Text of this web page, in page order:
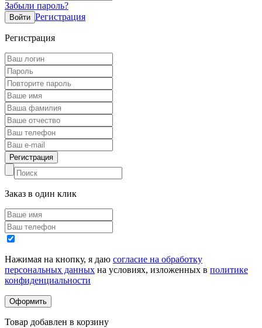
Забыли пароль?
Регистрация
Регистрация
Заказ в один клик
Нажимая на кнопку, я даю согласие на обработку
персональных данных на условиях, изложенных в политике
конфиденциальности
Товар добавлен в корзину